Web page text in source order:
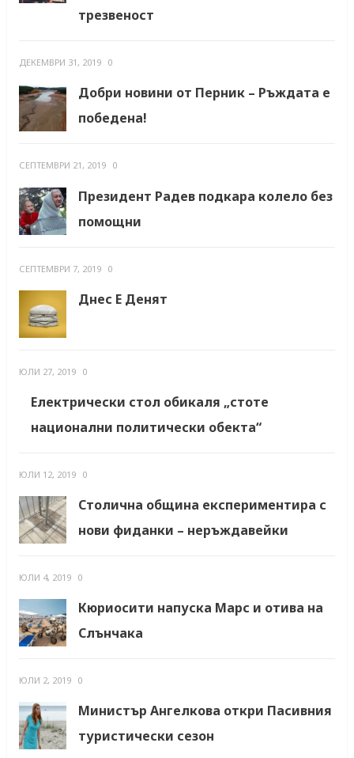
трезвеност
ДЕКЕМВРИ 31, 2019 0
Добри новини от Перник – Ръждата е
победена!
СЕПТЕМВРИ 21, 2019 0
Президент Радев подкара колело без
помощни
СЕПТЕМВРИ 7, 2019 0
Днес Е Денят
ЮЛИ 27, 2019 0
Електрически стол обикаля „стоте
национални политически обекта“
ЮЛИ 12, 2019 0
Столична община експериментира с
нови фиданки – неръждавейки
ЮЛИ 4, 2019 0
Кюриосити напуска Марс и отива на
Слънчака
ЮЛИ 2, 2019 0
Министър Ангелкова откри Пасивния
туристически сезон